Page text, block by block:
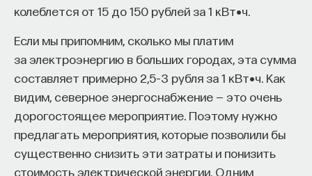
колеблется от 15 до 150 рублей за 1 кВт•ч.
Если мы припомним, сколько мы платим
за электроэнергию в больших городах, эта сумма
составляет примерно 2,5–3 рубля за 1 кВт•ч. Как
видим, северное энергоснабжение — это очень
дорогостоящее мероприятие. Поэтому нужно
предлагать мероприятия, которые позволили бы
существенно снизить эти затраты и понизить
стоимость электрической энергии. Одним
Наука сна: как управлять
общения гораздо страшнее. В этом
вот в этом.
Наша гипотеза состоит в том, что
социокультурный сдвиг предшествует
экономическим механизмом,